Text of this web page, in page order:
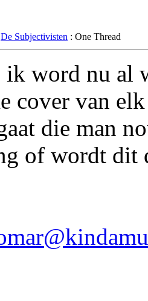
De Subjectivisten : One Thread
word nu al
cover van
die man
of wordt dit